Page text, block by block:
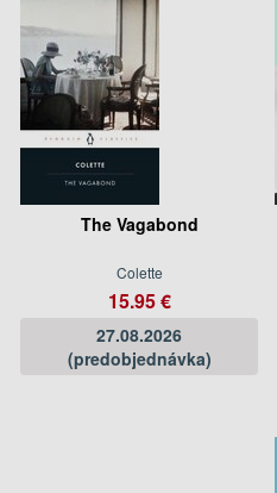
The Vagabond
Colette
15.95 €
27.08.2026
(predobjednávka)